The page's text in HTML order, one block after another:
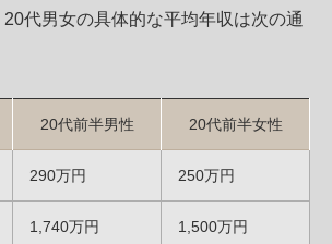
代男女の具体的な平均年収は次の通
20代前半男性 20代前半女性
290万円 250万円
1,740万円 1,500万円